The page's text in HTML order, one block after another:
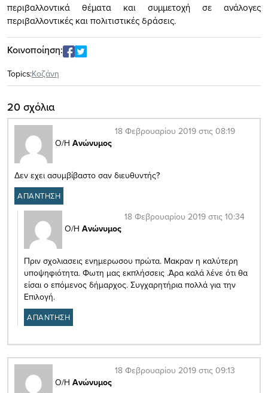
περιβαλλοντικά θέματα και συμμετοχή σε ανάλογες
περιβαλλοντικές και πολιτιστικές δράσεις.
Κοινοποίηση:
Topics:Κοζάνη
20 σχόλια
Ο/Η Ανώνυμος
18 Φεβρουαρίου 2019 στις 08:19
Δεν εχει ασυμβίβαστο σαν διευθυντής?
ΑΠΑΝΤΗΣΗ
Ο/Η Ανώνυμος
18 Φεβρουαρίου 2019 στις 10:34
Πριν σχολιασεις ενημερωσου πρώτα. Μακραν η καλύτερη
υποψηφιότητα. Φωτη μας εκπλήσσεις .Άρα καλά λένε ότι θα
είσαι ο επόμενος δήμαρχος. Συγχαρητήρια πολλά για την
Επιλογή.
ΑΠΑΝΤΗΣΗ
Ο/Η Ανώνυμος
18 Φεβρουαρίου 2019 στις 09:13